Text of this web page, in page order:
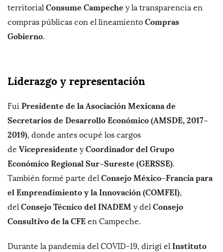
territorial Consume Campeche y la transparencia en
compras públicas con el lineamiento Compras
Gobierno.
Liderazgo y representación
Fui Presidente de la Asociación Mexicana de
Secretarios de Desarrollo Económico (AMSDE, 2017–
2019), donde antes ocupé los cargos
de Vicepresidente yCoordinador del Grupo
Económico Regional Sur–Sureste (GERSSE).
También formé parte del Consejo México–Francia para
el Emprendimiento y la Innovación (COMFEI),
del Consejo Técnico del INADEM y del Consejo
Consultivo de la CFE en Campeche.
Durante la pandemia del COVID-19, dirigí el Instituto